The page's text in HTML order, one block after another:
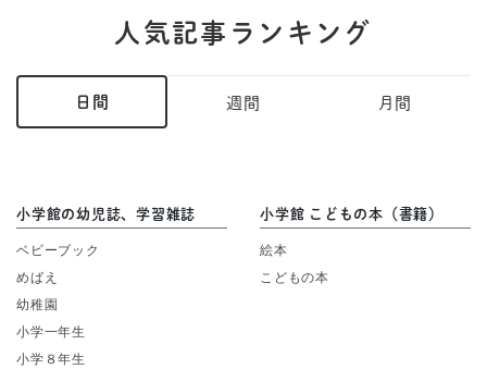
人気記事ランキング
日間 週間 月間
小学館の幼児誌、学習雑誌
ベビーブック
めばえ
幼稚園
小学一年生
小学８年生
小学館 こどもの本（書籍）
絵本
こどもの本